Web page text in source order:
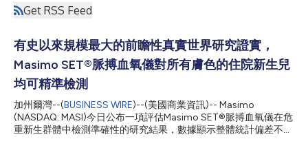
Get RSS Feed
有史以來規模最大的前瞻性真實世界研究證實，
Masimo SET®脈搏血氧儀對所有膚色的住院新生兒
均可精準檢測
加州爾灣--(BUSINESS WIRE)--(美國商業資訊)-- Masimo
(NASDAQ: MASI)今日公布一項評估Masimo SET®脈搏血氧儀在危
重新生群體中檢測準確性的研究結果，數據顯示整體統計偏差不足